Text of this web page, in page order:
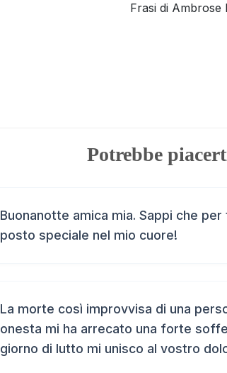
Frasi di Ambrose
Potrebbe
Buonanotte amica mia. Sappi che per
posto speciale nel mio cuore!
La morte così improvvisa di una
onesta mi ha arrecato una forte
giorno di lutto mi unisco al vostro